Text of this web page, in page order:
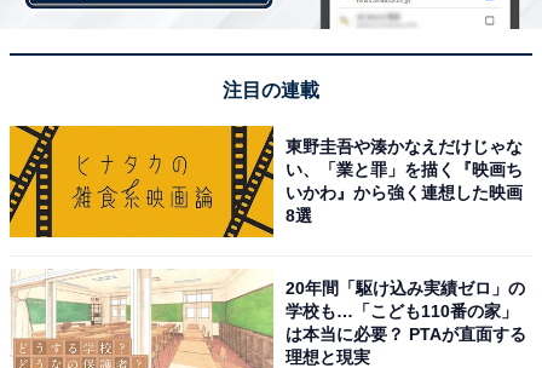
注目の連載
東野圭吾や湊かなえだけじゃな
い、「業と罪」を描く『映画ち
いかわ』から強く連想した映画
8選
20年間「駆け込み実績ゼロ」の
学校も…「こども110番の家」
は本当に必要？ PTAが直面する
理想と現実